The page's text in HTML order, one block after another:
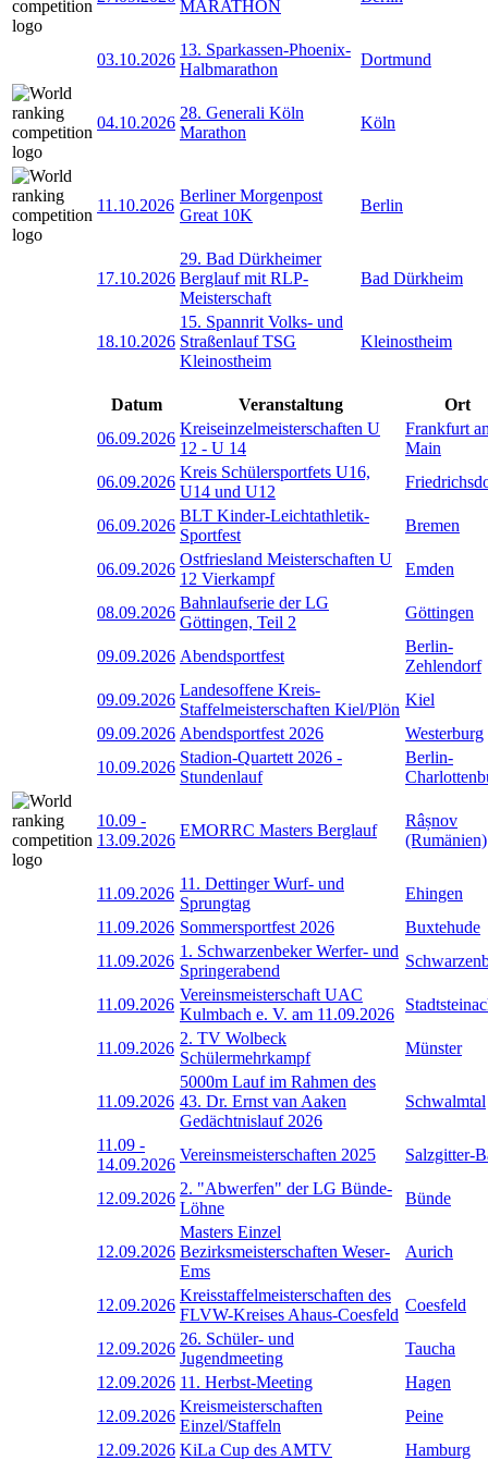
MARATHON
03.10.2026
13. Sparkassen-Phoenix-
Halbmarathon
Dortmund
04.10.2026
28. Generali Köln
Marathon
Köln
11.10.2026
Berliner Morgenpost
Great 10K
Berlin
17.10.2026
29. Bad Dürkheimer
Berglauf mit RLP-
Meisterschaft
Bad Dürkheim
18.10.2026
15. Spannrit Volks- und
Straßenlauf TSG
Kleinostheim
Kleinostheim
Datum Veranstaltung
Ort
06.09.2026
Kreiseinzelmeisterschaften U
12 - U 14
Frankfurt
Main
06.09.2026
Kreis Schülersportfets U16,
U14 und U12
06.09.2026
BLT Kinder-Leichtathletik-
Sportfest
Bremen
06.09.2026
Ostfriesland Meisterschaften U
12 Vierkampf
Emden
08.09.2026
Bahnlaufserie der LG
Göttingen, Teil 2
Göttingen
09.09.2026 Abendsportfest
Berlin-
Zehlendorf
09.09.2026
Landesoffene Kreis-
Staffelmeisterschaften Kiel/Plön
Kiel
09.09.2026 Abendsportfest 2026
Westerburg
10.09.2026
Stadion-Quartett 2026 -
Stundenlauf
Berlin-
10.09 -
13.09.2026
EMORRC Masters Berglauf
Râșnov
(Rumänien)
11.09.2026
11. Dettinger Wurf- und
Sprungtag
Ehingen
11.09.2026 Sommersportfest 2026
Buxtehude
11.09.2026
1. Schwarzenbeker Werfer- und
Springerabend
11.09.2026
Vereinsmeisterschaft UAC
Kulmbach e. V. am 11.09.2026
11.09.2026
2. TV Wolbeck
Schülermehrkampf
Münster
11.09.2026
5000m Lauf im Rahmen des
43. Dr. Ernst van Aaken
Gedächtnislauf 2026
Schwalmtal
11.09 -
14.09.2026
Vereinsmeisterschaften 2025 Salzgitter-
12.09.2026
2. "Abwerfen" der LG Bünde-
Löhne
Bünde
12.09.2026
Masters Einzel
Bezirksmeisterschaften Weser-
Ems
Aurich
12.09.2026
Kreisstaffelmeisterschaften des
FLVW-Kreises Ahaus-Coesfeld
Coesfeld
12.09.2026
26. Schüler- und
Jugendmeeting
Taucha
12.09.2026 11. Herbst-Meeting
Hagen
12.09.2026
Kreismeisterschaften
Einzel/Staffeln
Peine
12.09.2026 KiLa Cup des AMTV
Hamburg